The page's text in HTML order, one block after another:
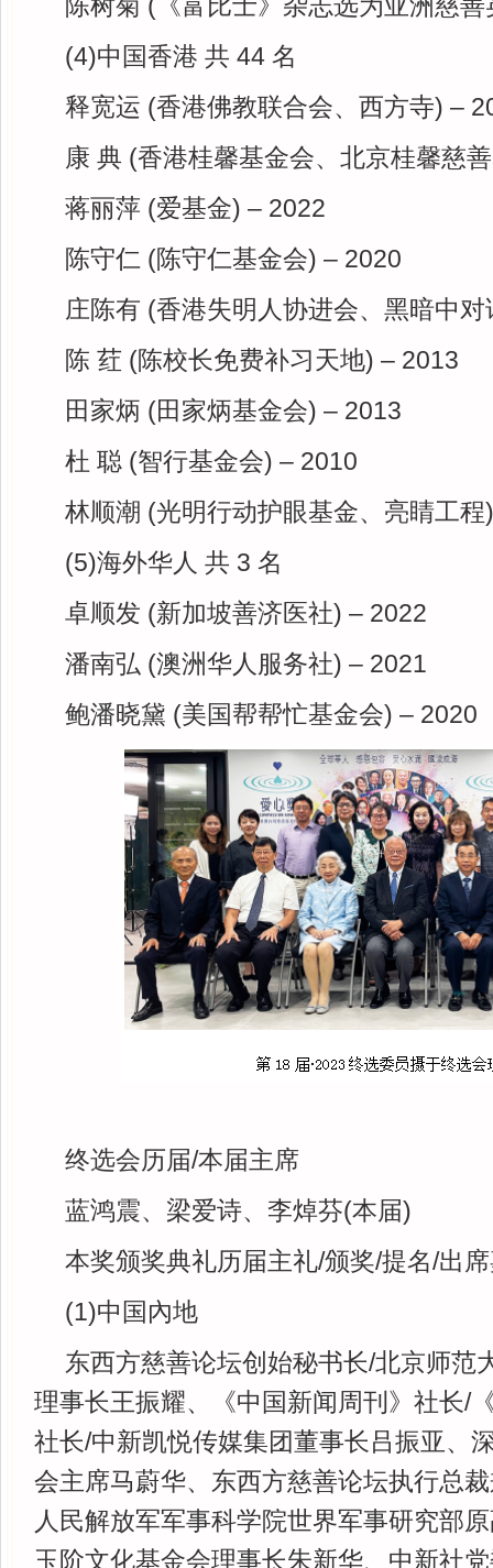
(4)中国香港 共 44 名
释宽运 (香港佛教联合会、西方寺) –
康 典 (香港桂馨基金会、北京桂馨慈
蒋丽萍 (爱基金) – 2022
陈守仁 (陈守仁基金会) – 2020
庄陈有 (香港失明人协进会、黑暗中
陈 荭 (陈校长免费补习天地) – 2013
田家炳 (田家炳基金会) – 2013
杜 聪 (智行基金会) – 2010
林顺潮 (光明行动护眼基金、亮睛工程
(5)海外华人 共 3 名
卓顺发 (新加坡善济医社) – 2022
潘南弘 (澳洲华人服务社) – 2021
鲍潘晓黛 (美国帮帮忙基金会) – 2020
终选会历届/本届主席
蓝鸿震、梁爱诗、李焯芬(本届)
本奖颁奖典礼历届主礼/颁奖/提名/出
(1)中国內地
东西方慈善论坛创始秘书长/北京师范
理事长王振耀、《中国新闻周刊》社长/
社长/中新凯悦传媒集团董事长吕振亚、
会主席马蔚华、东西方慈善论坛执行总
人民解放军军事科学院世界军事研究部
玉阶文化基金会理事长朱新华、中新社